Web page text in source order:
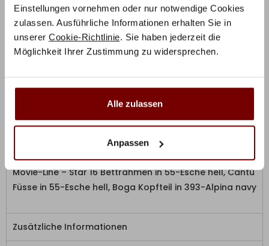
Einstellungen vornehmen oder nur notwendige Cookies
zulassen. Ausführliche Informationen erhalten Sie in
unserer Cookie-Richtlinie. Sie haben jederzeit die
Möglichkeit Ihrer Zustimmung zu widersprechen.
Alle zulassen
Anpassen
hohe Ansprüche an ihn zu stellen. Dieses Bett erfüllt all
diese Ansprüche und übertrifft sie bei weitem. Es
zeichnet sich nicht nur durch seine attraktiven Linien
aus, sondern auch durch seine hochwertige
belastungsfähig und stehen für ein Produkt auf
Spitzenniveau. Da möchte man doch gerne länger als
acht Stunden liegen bleiben.
Das Produktfoto zeigt die Hasena Konfiguration:
Movie-Line – Star 16 Bettrahmen in 55-Esche hell, Cantu
Füsse in 55-Esche hell, Boga Kopfteil in 393-Alpina navy
Zusätzliche Informationen